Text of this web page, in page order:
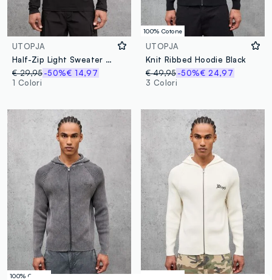
UTOPJA
Half-Zip Light Sweater Black
€ 29,95-50%€ 14,97
1 Colori
100% Cotone
UTOPJA
Knit Ribbed Hoodie Black
€ 49,95 -50%€ 24,97
3 Colori
100% Cotone